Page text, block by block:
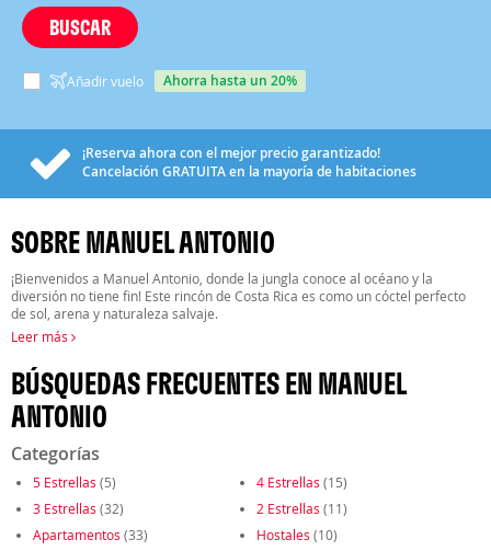
BUSCAR
Añadir vuelo ahorra hasta un 20%
¡Reserva ahora con el mejor precio garantizado!
Cancelación GRATUITAen la mayoría de habitaciones
SOBRE MANUEL ANTONIO
¡Bienvenidos a Manuel Antonio, donde la jungla conoce al océano y la
diversión no tiene fin! Este rincón de Costa Rica es como un cóctel perfecto
de sol, arena y naturaleza salvaje.
Leer más
BÚSQUEDAS FRECUENTES EN MANUEL
ANTONIO
Categorías
5 Estrellas (5) 4 Estrellas (15)
3 Estrellas (32) 2 Estrellas (11)
Apartamentos (33) Hostales (10)